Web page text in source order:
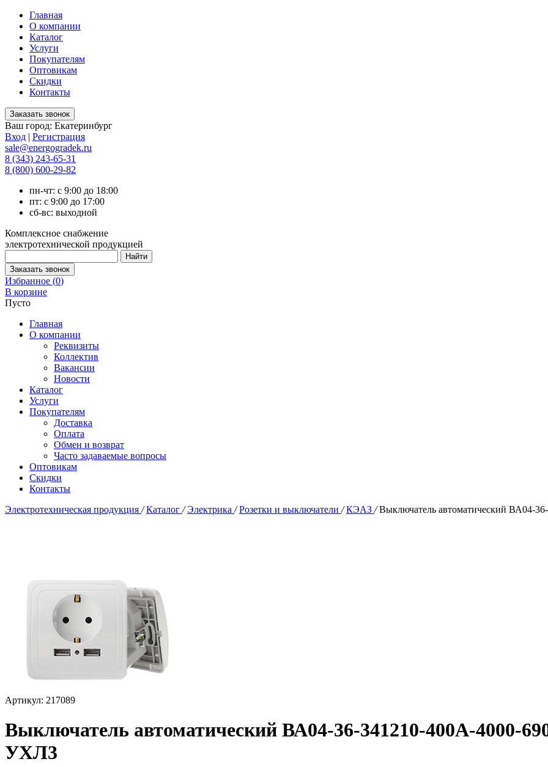
Главная
О компании
Каталог
Услуги
Покупателям
Оптовикам
Скидки
Контакты
Ваш город: Екатеринбург
Вход | Регистрация
sale@energogradek.ru
8 (343) 243-65-31
8 (800) 600-29-82
пн-чт: с 9:00 до 18:00
пт: с 9:00 до 17:00
сб-вс: выходной
Комплексное снабжение
электротехнической продукцией
Избранное (0)
В корзине
Пусто
Главная
О компании
Реквизиты
Коллектив
Вакансии
Новости
Каталог
Услуги
Покупателям
Доставка
Оплата
Обмен и возврат
Часто задаваемые вопросы
Оптовикам
Скидки
Контакты
Электротехническая продукция / Каталог / Электрика / Розетки и выключатели / КЭАЗ / Выключатель автоматический ВА04-
Артикул: 217089
Выключатель автоматический ВА04-36-341210-400А-4000-
УХЛ3